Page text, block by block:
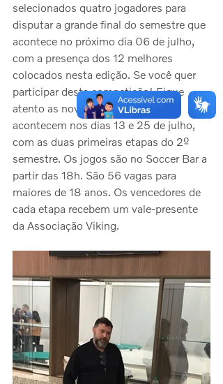
selecionados quatro jogadores para
disputar a grande final do semestre que
acontece no próximo dia 06 de julho,
com a presença dos 12 melhores
colocados nesta edição. Se você quer
participar desta competição! Fique
atento as novas rodadas que
acontecem nos dias 13 e 25 de julho,
com as duas primeiras etapas do 2º
semestre. Os jogos são no Soccer Bar a
partir das 18h. São 56 vagas para
maiores de 18 anos. Os vencedores de
cada etapa recebem um vale-presente
da Associação Viking.